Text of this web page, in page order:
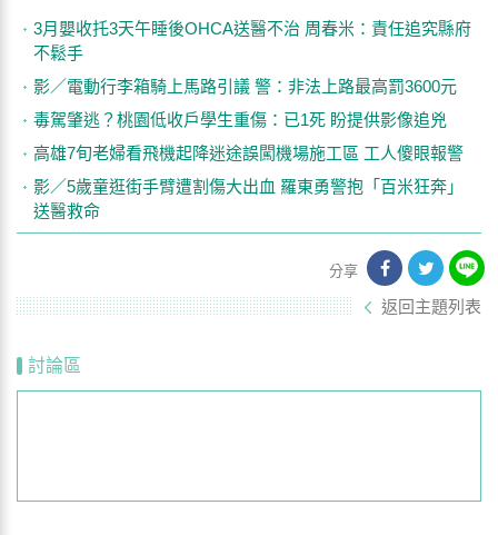
3月嬰收托3天午睡後OHCA送醫不治 周春米：責任追究縣府
不鬆手
影／電動行李箱騎上馬路引議 警：非法上路最高罰3600元
毒駕肇逃？桃園低收戶學生重傷：已1死 盼提供影像追兇
高雄7旬老婦看飛機起降迷途誤闖機場施工區 工人傻眼報警
影／5歲童逛街手臂遭割傷大出血 羅東勇警抱「百米狂奔」
送醫救命
分享
返回主題列表
討論區